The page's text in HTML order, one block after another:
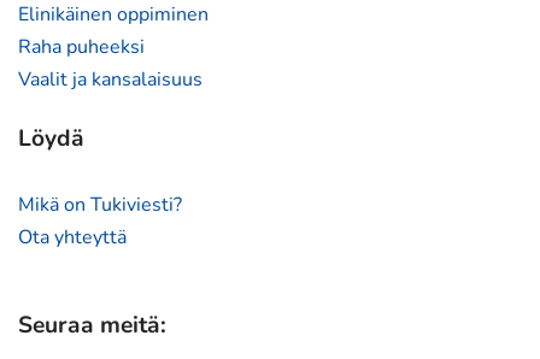
Elinikäinen oppiminen
Raha puheeksi
Vaalit ja kansalaisuus
Löydä
Mikä on Tukiviesti?
Ota yhteyttä
Seuraa meitä: